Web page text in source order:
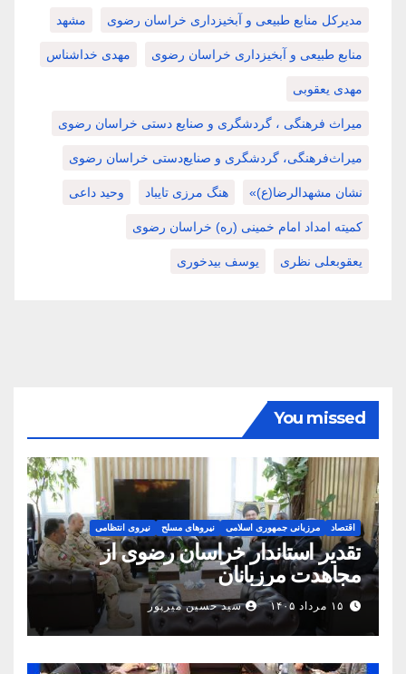
مدیرکل منابع طبیعی و آبخیزداری خراسان رضوی مشهد
منابع طبیعی و آبخیزداری خراسان رضوی مهدی خداشناس
مهدی یعقوبی
میراث فرهنگی ، گردشگری و صنایع دستی خراسان رضوی
میراث‌فرهنگی، گردشگری و صنایع‌دستی خراسان رضوی
نشان مشهدالرضا(ع)» هنگ مرزی تایباد وحید داعی
کمیته امداد امام خمینی (ره) خراسان رضوی
یعقوبعلی نظری یوسف بیدخوری
You missed
اقتصاد مرزبانی جمهوری اسلامی نیروهای مسلح نیروی انتظامی
تقدیر استاندار خراسان رضوی از
مجاهدت مرزبانان
۱۵ مرداد ۱۴۰۵ سید حسین میرپور